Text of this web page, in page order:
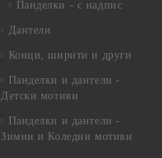
Панделки - с надпис
Дантели
Конци, ширити и други
Панделки и дантели -
Детски мотиви
Панделки и дантели -
Зимни и Коледни мотиви